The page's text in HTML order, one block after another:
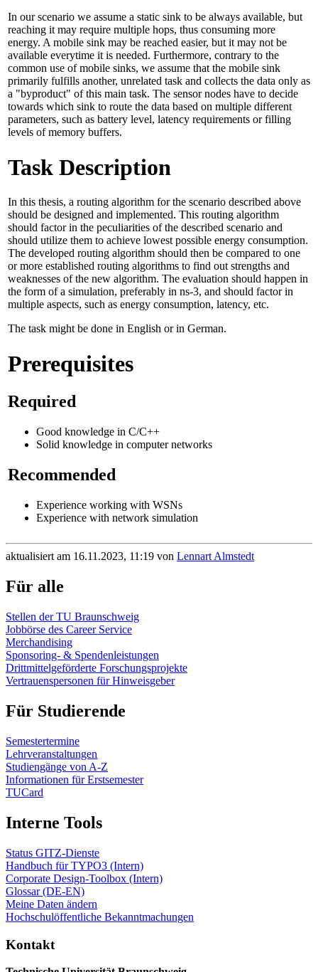
In our scenario we assume a static sink to be always available, but
reaching it may require multiple hops, thus consuming more
energy. A mobile sink may be reached easier, but it may not be
available everytime it is needed. Furthermore, contrary to the
common use of mobile sinks, we assume that the mobile sink
primarily fulfills another, unrelated task and collects the data only as
a "byproduct" of this main task. The sensor nodes have to decide
towards which sink to route the data based on multiple different
parameters, such as battery level, latency requirements or filling
levels of memory buffers.
Task Description
In this thesis, a routing algorithm for the scenario described above
should be designed and implemented. This routing algorithm
should factor in the peculiarities of the described scenario and
should utilize them to achieve lowest possible energy consumption.
The developed routing algorithm should then be compared to one
or more established routing algorithms to find out strengths and
weaknesses of the new algorithm. The evaluation should happen in
the form of a simulation, preferably in ns-3, and should factor in
multiple aspects, such as energy consumption, latency, etc.
The task might be done in English or in German.
Prerequisites
Required
Good knowledge in C/C++
Solid knowledge in computer networks
Recommended
Experience working with WSNs
Experience with network simulation
aktualisiert am 16.11.2023, 11:19 von Lennart Almstedt
Für alle
Stellen der TU Braunschweig
Jobbörse des Career Service
Merchandising
Sponsoring- & Spendenleistungen
Drittmittelgeförderte Forschungsprojekte
Vertrauenspersonen für Hinweisgeber
Für Studierende
Semestertermine
Lehrveranstaltungen
Studiengänge von A-Z
Informationen für Erstsemester
TUCard
Interne Tools
Status GITZ-Dienste
Handbuch für TYPO3 (Intern)
Corporate Design-Toolbox (Intern)
Glossar (DE-EN)
Meine Daten ändern
Hochschulöffentliche Bekanntmachungen
Kontakt